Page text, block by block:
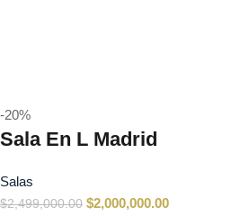
-20%
Sala En L Madrid
Salas
$2,499,000.00 $2,000,000.00